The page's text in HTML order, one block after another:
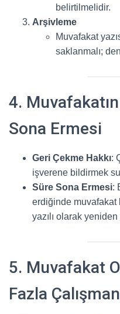
belirtilmelidir.
Arşivleme
Muvafakat
saklanmalı;
4.
Sona Ermesi
Geri Çekme Hakkı:
işverene bildirmek
Süre Sona Ermesi:
erdiğinde
yazılı olarak yeniden
5. Muvafakat
Fazla